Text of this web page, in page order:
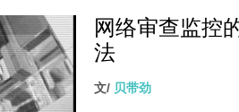
网络审查监控
法
文/ 贝带劲